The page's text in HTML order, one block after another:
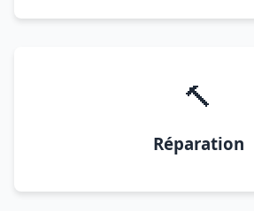
🔨
Réparation